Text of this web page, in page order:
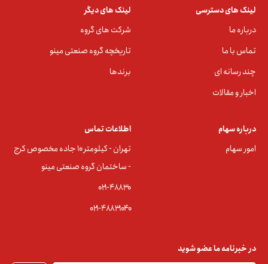
لینک های دسترسی
درباره ما
تماس با ما
چند رسانه ای
اخبار و مقالات
لینک های دیگر
شرکت های گروه
تاریخچه گروه صنعتی مینو
برندها
درباره سهام
امور سهام
اطلاعات تماس
تهران - کیلومتر ۱۰ جاده مخصوص کرج
- ساختمان گروه صنعتی مینو
۰۲۱-۴۸۸۳0
۰۲۱-۴۸۸۳۱۰۴۰
در خبرنامه ما عضو شوید